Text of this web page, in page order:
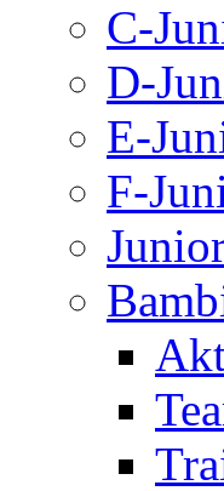
C-
D-
E-
F-